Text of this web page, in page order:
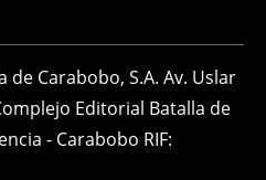
Carabobo, S.A. Av. Uslar
Editorial Batalla de
- Carabobo RIF: